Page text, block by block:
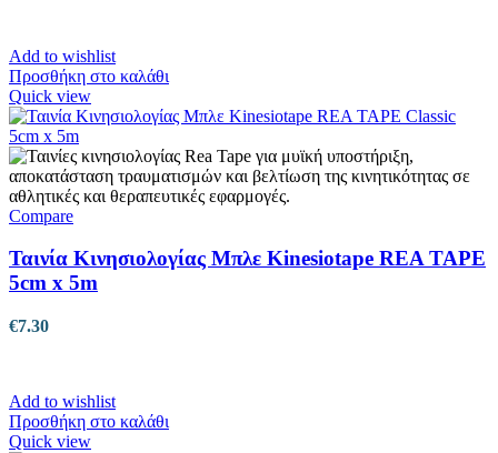
Add to wishlist
Προσθήκη στο καλάθι
Quick view
Compare
Ταινία Κινησιολογίας Μπλε Kinesiotape REA TAPE
5cm x 5m
€7.30
Add to wishlist
Προσθήκη στο καλάθι
Quick view